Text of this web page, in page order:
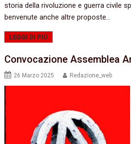
storia della rivoluzione e guerra civile
benvenute anche altre proposte…
LEGGI DI PIÙ
Convocazione Assemblea
26 Marzo 2025 Redazione_web